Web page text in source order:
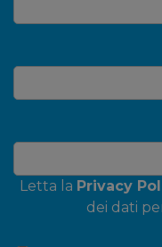
Letta la Privacy
dei dati